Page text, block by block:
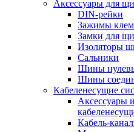
Аксессуары для
DIN-рейки
Зажимы
Замки для
Изоляторы
Сальники
Шины
Шины
Кабеленесущие
Аксессуары
Кабель-